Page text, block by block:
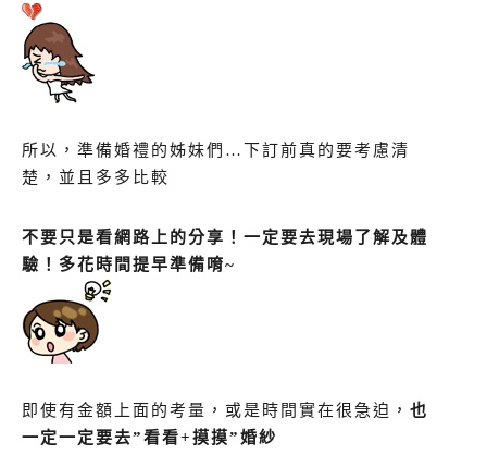
所以，準備婚禮的姊妹們…下訂前真的要考慮清
楚，並且多多比較
不要只是看網路上的分享！一定要去現場了解及體
驗！多花時間提早準備唷~
即使有金額上面的考量，或是時間實在很急迫， 也
一定一定要去”看看+摸摸”婚紗